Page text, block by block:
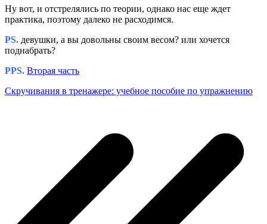
Ну вот, и отстрелялись по теории, однако нас еще ждет
практика, поэтому далеко не расходимся.
PS. девушки, а вы довольны своим весом? или хочется
поднабрать?
PPS. Вторая часть
Скручивания в тренажере: учебное пособие по упражнению